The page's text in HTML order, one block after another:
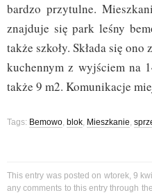
bardzo przytulne.
znajduje się park leśny
także szkoły. Składa się
kuchennym z wyjściem na
także 9 m2. Komunikacje
Tags: Bemowo, blok, Mieszkanie,
This entry was posted on wtorek, 9
any comments to this entry through the